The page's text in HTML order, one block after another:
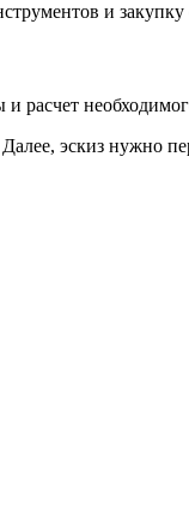
и
и расчет
эскиз нужно